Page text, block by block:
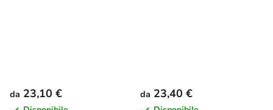
da 23,10 € da 23,40 €